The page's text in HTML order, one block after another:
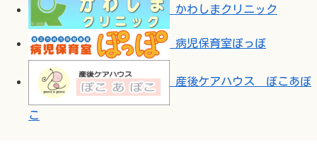
かわしまクリニック
病児保育室ぽっぽ
産後ケアハウス ぽこあぽ
こ